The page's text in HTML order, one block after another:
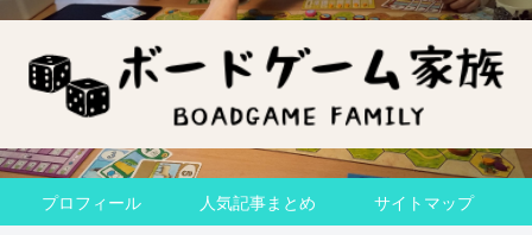
プロフィール 人気記事まとめ サイトマップ